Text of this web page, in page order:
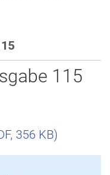
115
356 KB)